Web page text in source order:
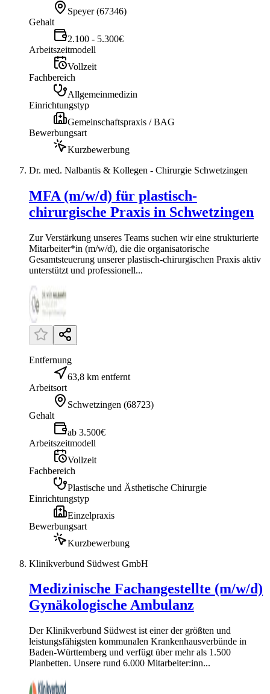
Speyer (67346)
Gehalt
2.100 - 5.300€
Arbeitszeitmodell
Vollzeit
Fachbereich
Allgemeinmedizin
Einrichtungstyp
Gemeinschaftspraxis / BAG
Bewerbungsart
Kurzbewerbung
Dr. med. Nalbantis & Kollegen - Chirurgie Schwetzingen
MFA (m/w/d) für plastisch-
chirurgische Praxis in Schwetzingen
Zur Verstärkung unseres Teams suchen wir eine strukturierte
Mitarbeiter*in (m/w/d), die die organisatorische
Gesamtsteuerung unserer plastisch-chirurgischen Praxis aktiv
unterstützt und professionell...
Entfernung
63,8 km entfernt
Arbeitsort
Schwetzingen (68723)
Gehalt
ab 3.500€
Arbeitszeitmodell
Vollzeit
Fachbereich
Plastische und Ästhetische Chirurgie
Einrichtungstyp
Einzelpraxis
Bewerbungsart
Kurzbewerbung
Klinikverbund Südwest GmbH
Medizinische Fachangestellte (m/w/d)
Gynäkologische Ambulanz
Der Klinikverbund Südwest ist einer der größten und
leistungsfähigsten kommunalen Krankenhausverbünde in
Baden-Württemberg und verfügt über mehr als 1.500
Planbetten. Unsere rund 6.000 Mitarbeiter:inn...